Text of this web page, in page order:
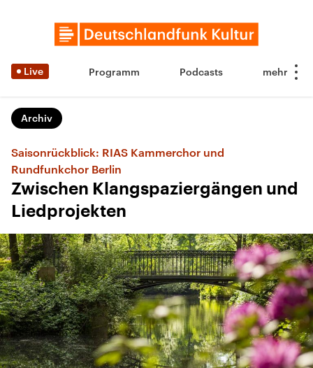
Live Programm Podcasts
Archiv
Saisonrückblick: RIAS Kammerchor und
Rundfunkchor Berlin
Zwischen Klangspaziergängen und
Liedprojekten